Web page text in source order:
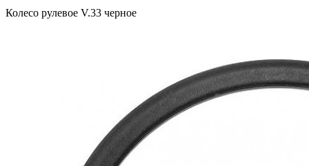
Колесо рулевое V.33 черное